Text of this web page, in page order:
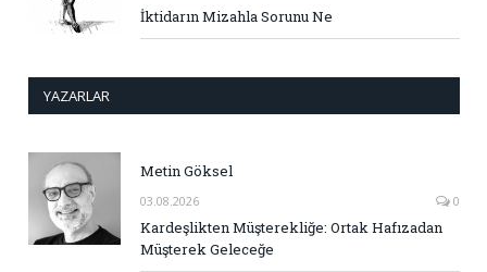
İktidarın Mizahla Sorunu Ne
YAZARLAR
Metin Göksel
03.08.2026 0
Kardeşlikten Müşterekliğe: Ortak Hafızadan
Müşterek Geleceğe